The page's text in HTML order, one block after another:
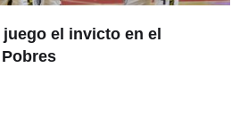
el invicto en el